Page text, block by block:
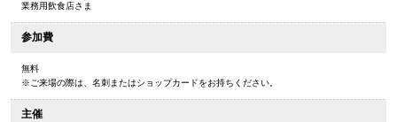
業務用飲食店さま
参加費
無料
※ご来場の際は、名刺またはショップカードをお持ちください。
主催